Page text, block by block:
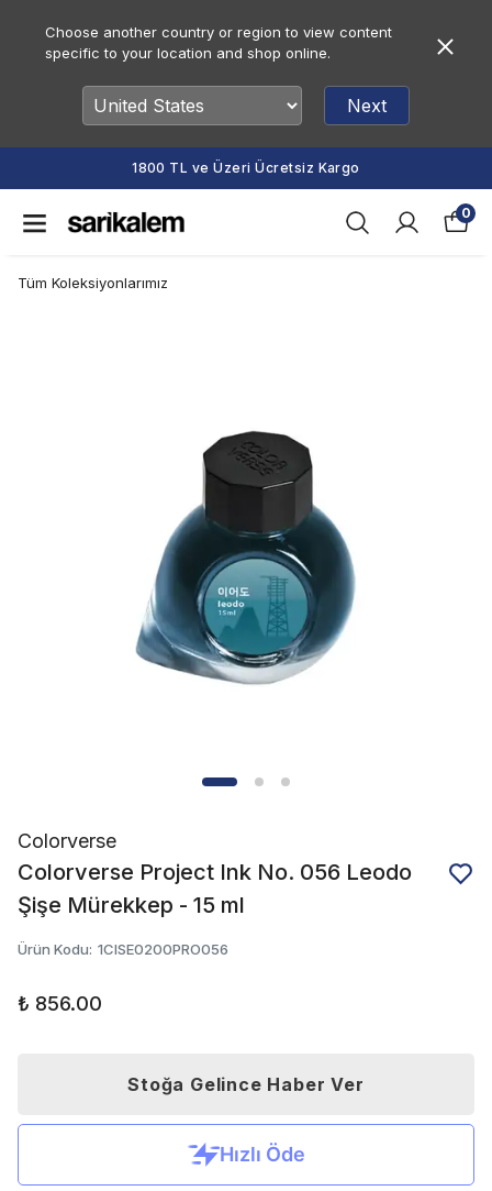
Choose another country or region to view content
specific to your location and shop online.
Next
1800 TL ve Üzeri Ücretsiz Kargo
0
Tüm Koleksiyonlarımız
Colorverse
Colorverse Project Ink No. 056 Leodo
Şişe Mürekkep - 15 ml
Ürün Kodu: 1CISE0200PRO056
₺ 856.00
Stoğa Gelince Haber Ver